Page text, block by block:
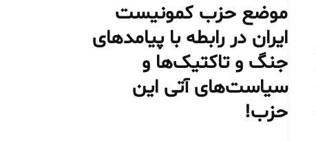
موضع حزب کمونیست
ایران در رابطه با پیامدهای
جنگ و تاکتیک‌ها و
سیاست‌های آتی این
حزب!